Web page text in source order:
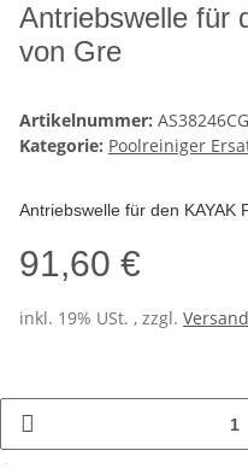
Antriebswelle für
von Gre
Artikelnummer: AS38246CG
Kategorie: Poolreiniger
Antriebswelle für den KAYAK
91,60 €
inkl. 19% USt. , zzgl. Versand